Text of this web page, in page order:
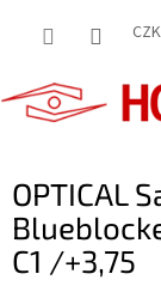
CZK
OPTICAL
C1 /+3,75